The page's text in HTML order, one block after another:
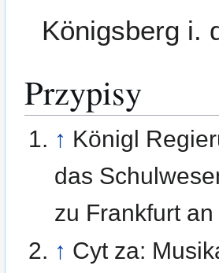
Königsberg i.
Przypisy
↑ Königl
das
zu Frankfurt
↑ Cyt za: